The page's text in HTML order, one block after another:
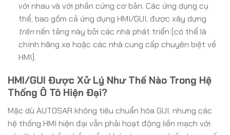
với nhau và với phần cứng cơ bản. Các ứng dụng cụ
thể, bao gồm cả ứng dụng HMI/GUI, được xây dựng
trênnền tảng này bởi các nhà phát triển (có thể là
chính hãng xe hoặc các nhà cung cấp chuyên biệt về
HMI).
HMI/GUI Được Xử Lý Như Thế Nào Trong Hệ
Thống Ô Tô Hiện Đại?
Mặc dù AUTOSAR không tiêu chuẩn hóa GUI, nhưng các
hệ thống HMI hiện đại vẫn phải hoạt động liền mạch với